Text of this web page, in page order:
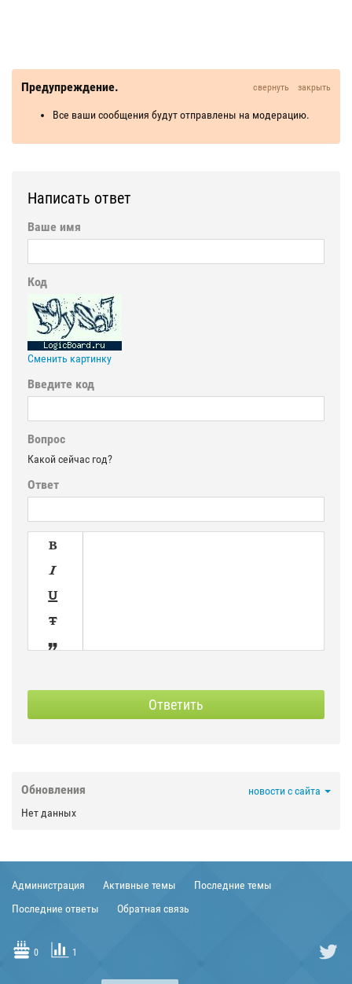
Предупреждение. свернуть закрыть
Все ваши сообщения будут отправлены на модерацию.
Написать ответ
Ваше имя
Код
Сменить картинку
Введите код
Вопрос
Какой сейчас год?
Ответ










Ответить
Обновления
новости с сайта
Нет данных
Администрация Активные темы
Последние темы
Последние ответы
Обратная связь
0 1